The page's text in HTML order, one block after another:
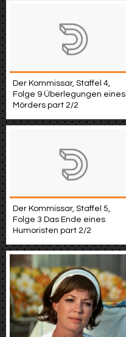
Der Kommissar, Staffel 4,
Folge 9 Überlegungen eines
Mörders part 2/2
Der Kommissar, Staffel 5,
Folge 3 Das Ende eines
Humoristen part 2/2